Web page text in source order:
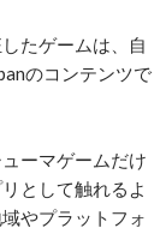
たゲームは、自
のコンテンツで
ーマゲームだけ
として触れるよ
やプラットフォ